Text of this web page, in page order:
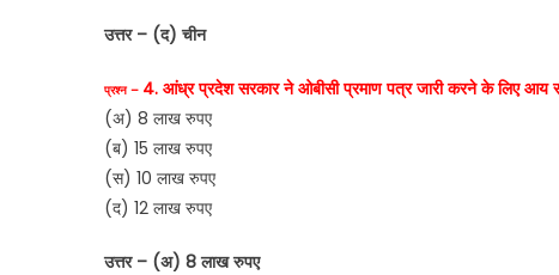
उत्तर – (द) चीन
प्रश्न – 4. आंध्र प्रदेश सरकार ने ओबीसी प्रमाण पत्र जारी करने के लिए आय
(अ) 8 लाख रुपए
(ब) 15 लाख रुपए
(स) 10 लाख रुपए
(द) 12 लाख रुपए
उत्तर – (अ) 8 लाख रुपए